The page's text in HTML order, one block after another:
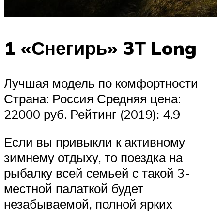
1 «Снегирь» 3Т Long
Лучшая модель по комфортности
Страна: Россия Средняя цена:
22000 руб. Рейтинг (2019): 4.9
Если вы привыкли к активному
зимнему отдыху, то поездка на
рыбалку всей семьей с такой 3-
местной палаткой будет
незабываемой, полной ярких